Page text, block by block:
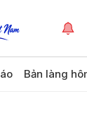
Bản làng